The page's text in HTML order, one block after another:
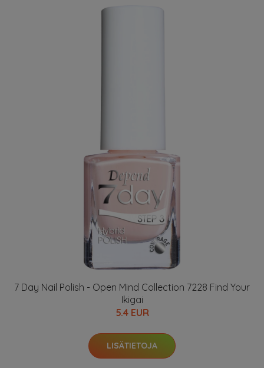
7 Day Nail Polish - Open Mind Collection 7228 Find Your
Ikigai
5.4 EUR
LISÄTIETOJA